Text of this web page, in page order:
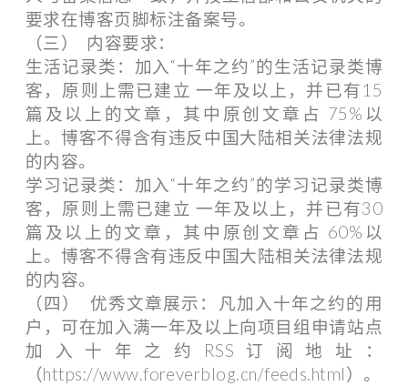
要求在博客页脚标注备案号。
（三） 内容要求：
生活记录类：加入“十年之约”的生活记录类博
客，原则上需已建立 一年及以上，并已有15
篇及以上的文章，其中原创文章占 75%以
上。博客不得含有违反中国大陆相关法律法规
的内容。
学习记录类：加入“十年之约”的学习记录类博
客，原则上需已建立 一年及以上，并已有30
篇及以上的文章，其中原创文章占 60%以
上。博客不得含有违反中国大陆相关法律法规
的内容。
（四） 优秀文章展示：凡加入十年之约的用
户，可在加入满一年及以上向项目组申请站点
加入十年之约RSS订阅地址：
（https://www.foreverblog.cn/feeds.html）。